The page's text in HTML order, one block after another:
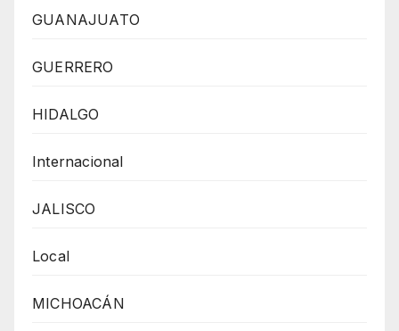
GUANAJUATO
GUERRERO
HIDALGO
Internacional
JALISCO
Local
MICHOACÁN